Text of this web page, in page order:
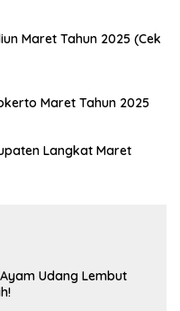
Maret Tahun 2025 (Cek
Maret Tahun 2025
Langkat Maret
Udang Lembut